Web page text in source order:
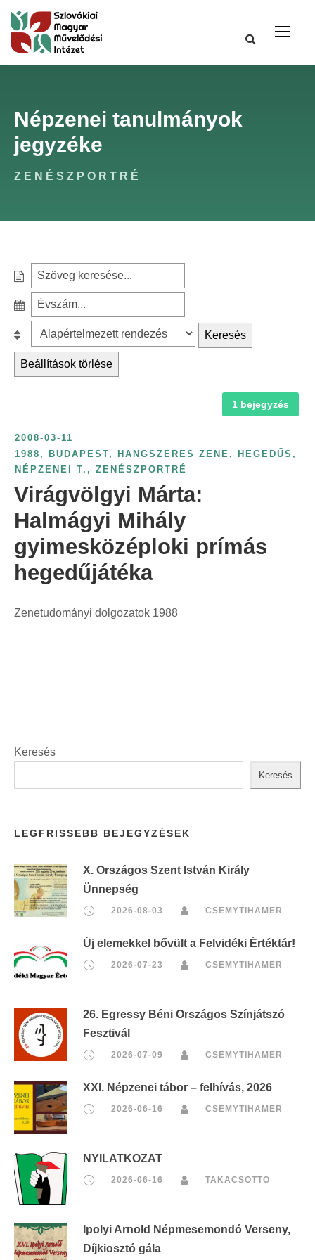
Népzenei tanulmányok
jegyzéke
ZENÉSZPORTRÉ
e
c
h
:
z
é
v
s
z
á
s
z
e
e
s
l
á
:
Keresés
Beállítások törlése
1 bejegyzés
2008-03-11
1988 , BUDAPEST, HANGSZERES ZENE , HEGEDŰS ,
NÉPZENEI T. , ZENÉSZPORTRÉ
Virágvölgyi Márta:
Halmágyi Mihály
gyimesközéploki prímás
hegedűjátéka
Zenetudományi dolgozatok 1988
Keresés
Keresés
LEGFRISSEBB BEJEGYZÉSEK
X. Országos Szent István Király
Ünnepség
2026-08-03 CSEMYTIHAMER
Új elemekkel bővült a Felvidéki Értéktár!
2026-07-23 CSEMYTIHAMER
26. Egressy Béni Országos Színjátszó
Fesztivál
2026-07-09 CSEMYTIHAMER
XXI. Népzenei tábor – felhívás, 2026
2026-06-16 CSEMYTIHAMER
NYILATKOZAT
2026-06-16 TAKACSOTTO
Ipolyi Arnold Népmesemondó Verseny,
Díjkiosztó gála